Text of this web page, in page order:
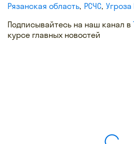
Рязанская область РСЧС Угроза
Подписывайтесь на наш канал в
курсе главных новостей